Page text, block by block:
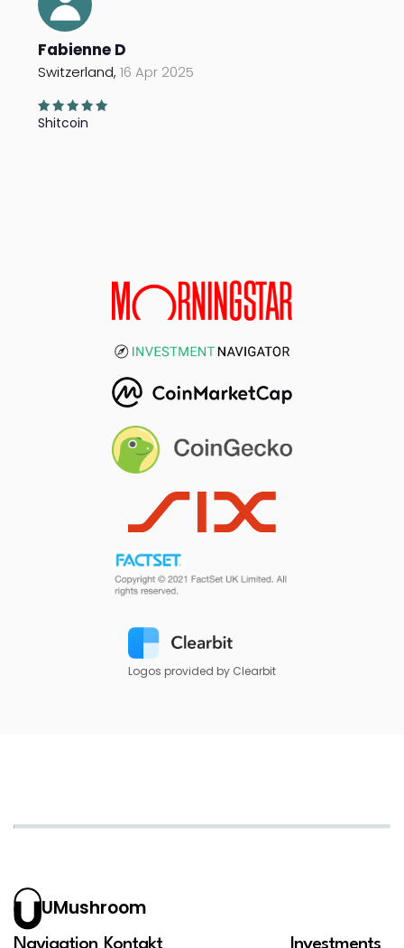
Fabienne D
Switzerland,16 Apr 2025
Shitcoin
Logos provided by Clearbit
UMushroom
Navigation Kontakt Investments